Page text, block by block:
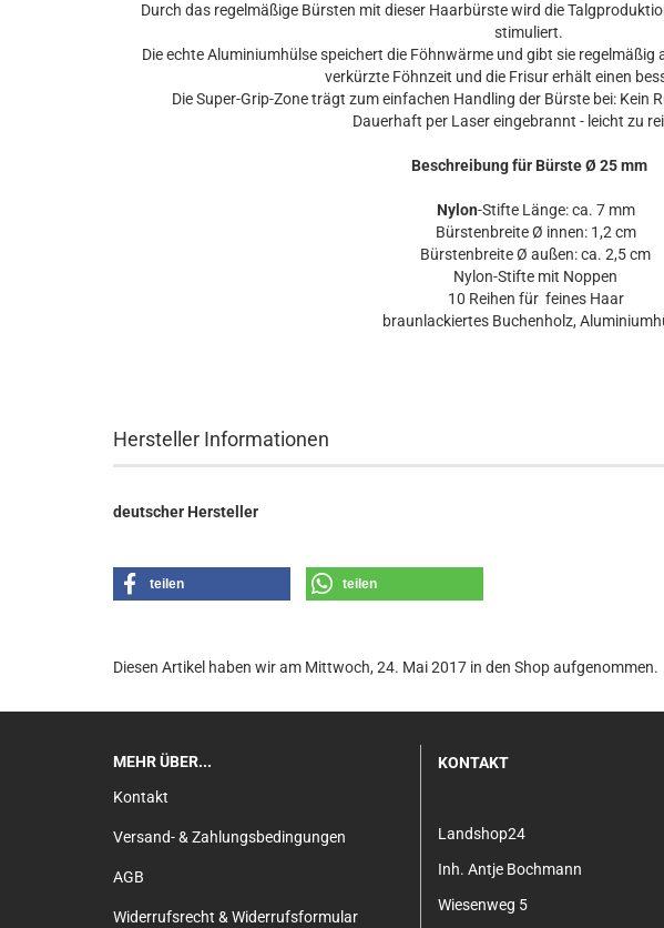
Durch das regelmäßige Bürsten mit dieser Haarbürste wird die
stimuliert.
Die echte Aluminiumhülse speichert die Föhnwärme und gibt sie
verkürzte Föhnzeit und die Frisur erhält einen
Die Super-Grip-Zone trägt zum einfachen Handling der Bürste bei: Kein
Dauerhaft per Laser eingebrannt - leicht zu
Beschreibung für Bürste Ø 25 mm
Nylon-Stifte Länge: ca. 7 mm
Bürstenbreite Ø innen: 1,2 cm
Bürstenbreite Ø außen: ca. 2,5 cm
Nylon-Stifte mit Noppen
10 Reihen für feines Haar
braunlackiertes Buchenholz,
Hersteller Informationen
deutscher Hersteller
teilen teilen
Diesen Artikel haben wir am Mittwoch, 24. Mai 2017 in den Shop aufgenommen.
MEHR ÜBER...
Kontakt
Versand- & Zahlungsbedingungen
AGB
Widerrufsrecht & Widerrufsformular
KONTAKT
Landshop24
Inh. Antje Bochmann
Wiesenweg 5